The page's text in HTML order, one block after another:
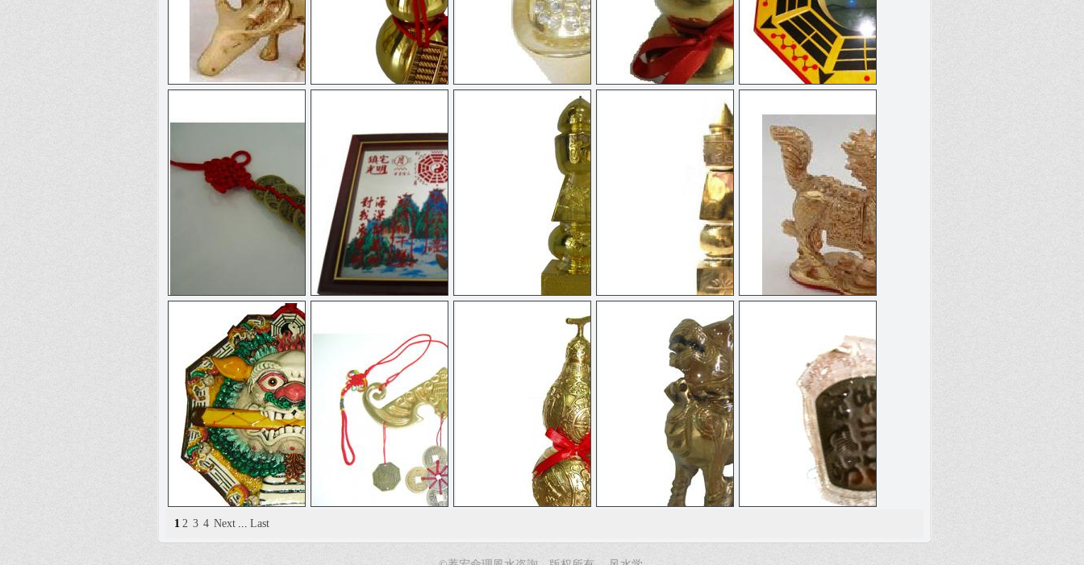
電金算盤 葫蘆花瓶 / 有葉葫蘆 八卦凸鏡
五帝與六帝銅錢 生命之樹-五行塔
1 2 3 4 Next ... Last